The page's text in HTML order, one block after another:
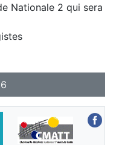
Nationale 2 qui sera